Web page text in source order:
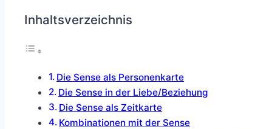
Inhaltsverzeichnis
Die Sense als Personenkarte
Die Sense in der Liebe/Beziehung
Die Sense als Zeitkarte
Kombinationen mit der Sense